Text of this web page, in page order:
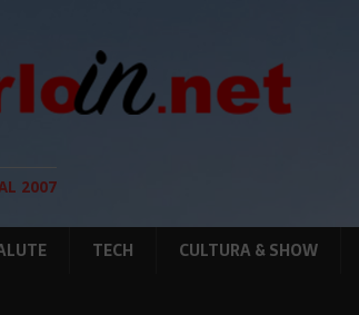
2007
TECH CULTURA & SHOW